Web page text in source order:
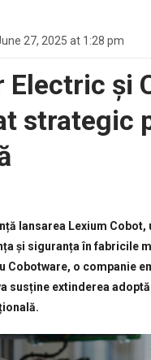
27, 2025 at 1:28 pm
Electric și
strategic
lansarea Lexium
și siguranța în fabricile
Cobotware, o companie
susține extinderea